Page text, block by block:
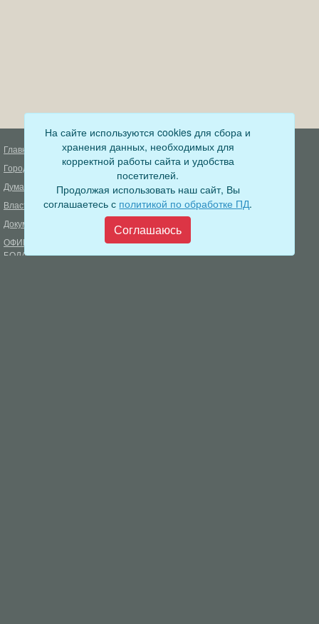
Главная
Город
Дума
Власть
Документы
ОФИЦИАЛЬНЫЙ ВЕСТНИК
БОДАЙБО
Деятельность прокуратуры
Муниципальный контроль
Меры пожарной безопасности
Муниципальные закупки
Формирование комфортной
городской среды
Фонд капитального ремонта
На сайте используются cookies для сбора и
хранения данных, необходимых для
корректной работы сайта и удобства
посетителей.
Продолжая использовать наш сайт, Вы
соглашаетесь с политикой по обработке ПД.
Соглашаюсь